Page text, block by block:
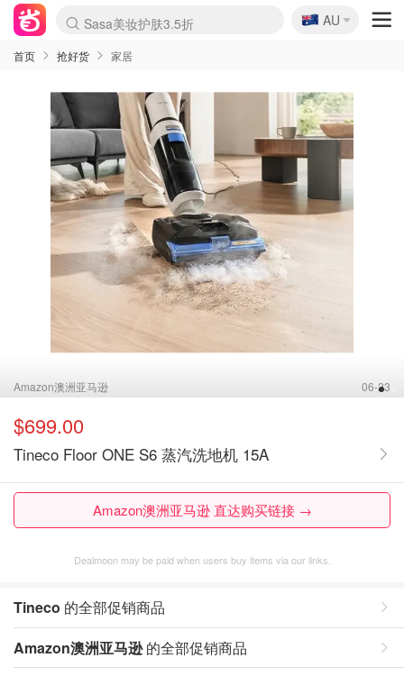
lululemon折扣上新
Sasa美妆护肤3.5折
SSENSE年中3折
FreshBeauty好价汇总
Cettire降价+叠9折
Farfetch折上8折
WWS Coles超市实拍
viagogo二手票捡漏
Myer清仓1折起
The Outnet奢牌1折起
David Jones 3折起
Flannels大牌1折
Perfumes Club护肤1折
AMIRO返校季6.2折
Oweek抽奖送Airpods
Amazon折扣汇总
eToro入金$200送$50
Amazon数码好物
ICONIC本周7.5折
ThedoubleF高奢地板价
Moose Knuckles 6折
丝芙兰5折起
EUFY官网3.7折起
Selenichast首饰2折
Trip机票酒店促销
YSL送5件彩妆礼
Amazon家居好物
BIGBANG巡演开票
David Jones时尚3折
Amazon美妆护肤
雅漾大喷$8
过敏原检测盒$33
伊索独家赠50ml沐浴露
科颜氏清仓3折
SEALIFE海洋馆门票6折
丝塔芙大白罐$16
订阅Newsletter送香薰
Cult Beauty 6.8折
Harrods圣诞日历2.3折
LN-CC奢牌私促3折
d'Alba空姐喷雾$16
EVE LOM套装逆天2折
Bernardelli独家4折
Adore Beauty 6折起
CT圣诞日历
Mytheresa奢品2.7折
Luxury Escapes 9折
Currentbody美容仪9折
MOON Garden Live
ALLSAINTS美衣3折
Roborock扫地机3.7折
Tingo Life水杯$24
Valentino官网5折
CR洗发护发6.3折
🇦🇺
AU
首页 抢好货 家居
1 2
Amazon澳洲亚马逊 06-23
$699.00
Tineco Floor ONE S6 蒸汽洗地机 15A
Amazon澳洲亚马逊 直达购买链接 →
Dealmoon may be paid when users buy items via our links.
Tineco 的全部促销商品
Amazon澳洲亚马逊的全部促销商品